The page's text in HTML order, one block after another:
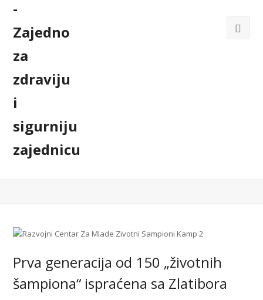
Prva generacija od 150 „životnih
šampiona“ ispraćena sa Zlatibora